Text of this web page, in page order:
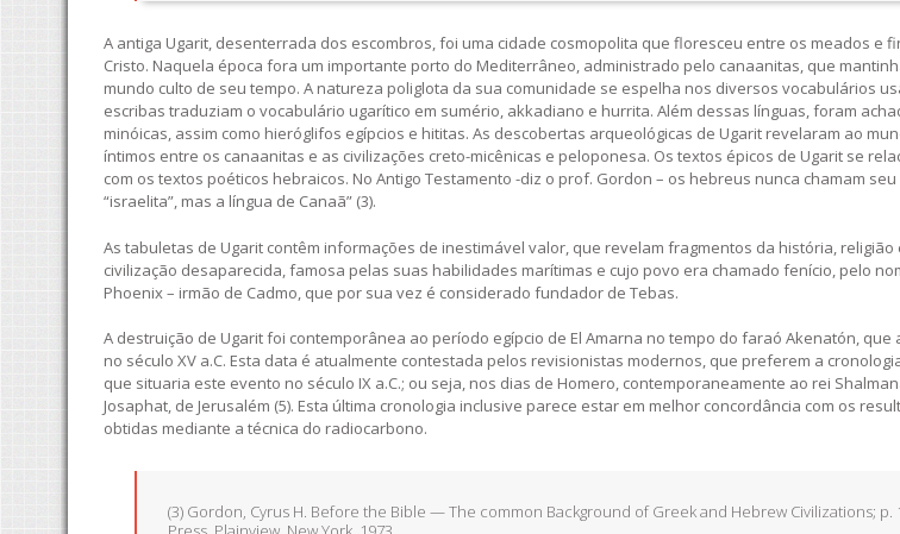
A antiga Ugarit, desenterrada dos escombros, foi uma cidade cosmopolita que floresceu entre os meados e
Cristo. Naquela época fora um importante porto do Mediterrâneo, administrado pelo canaanitas, que
mundo culto de seu tempo. A natureza poliglota da sua comunidade se espelha nos diversos vocabulários
escribas traduziam o vocabulário ugarítico em sumério, akkadiano e hurrita. Além dessas línguas, foram
minóicas, assim como hieróglifos egípcios e hititas. As descobertas arqueológicas de Ugarit revelaram ao
íntimos entre os canaanitas e as civilizações creto-micênicas e peloponesa. Os textos épicos de Ugarit se
com os textos poéticos hebraicos. No Antigo Testamento -diz o prof. Gordon – os hebreus nunca chamam
“israelita”, mas a língua de Canaã” (3).
As tabuletas de Ugarit contêm informações de inestimável valor, que revelam fragmentos da história,
civilização desaparecida, famosa pelas suas habilidades marítimas e cujo povo era chamado fenício, pelo
Phoenix – irmão de Cadmo, que por sua vez é considerado fundador de Tebas.
A destruição de Ugarit foi contemporânea ao período egípcio de El Amarna no tempo do faraó Akenatón, que
no século XV a.C. Esta data é atualmente contestada pelos revisionistas modernos, que preferem a
que situaria este evento no século IX a.C.; ou seja, nos dias de Homero, contemporaneamente ao rei
Josaphat, de Jerusalém (5). Esta última cronologia inclusive parece estar em melhor concordância com os
obtidas mediante a técnica do radiocarbono.
(3) Gordon, Cyrus H. Before the Bible — The common Background of Greek and Hebrew Civilizations; p.